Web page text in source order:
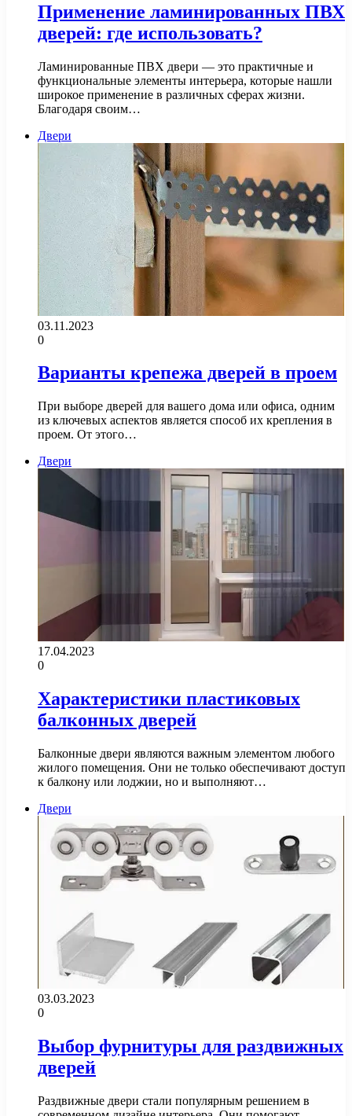
Применение ламинированных ПВХ
дверей: где использовать?
Ламинированные ПВХ двери — это практичные и
функциональные элементы интерьера, которые нашли
широкое применение в различных сферах жизни.
Благодаря своим…
Двери
03.11.2023
0
Варианты крепежа дверей в проем
При выборе дверей для вашего дома или офиса, одним
из ключевых аспектов является способ их крепления в
проем. От этого…
Двери
17.04.2023
0
Характеристики пластиковых
балконных дверей
Балконные двери являются важным элементом любого
жилого помещения. Они не только обеспечивают доступ
к балкону или лоджии, но и выполняют…
Двери
03.03.2023
0
Выбор фурнитуры для раздвижных
дверей
Раздвижные двери стали популярным решением в